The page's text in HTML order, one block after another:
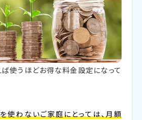
ば使うほどお得な料金設定になって
使わないご家庭にとっては、月額